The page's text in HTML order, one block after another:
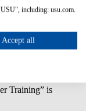
Backup, Failover
Raw Inventory
Training” is
including: usu.com.
Accept all